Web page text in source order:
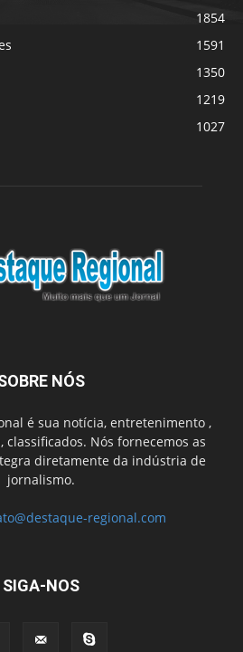
1854
1591
1350
1219
1027
NÓS
é sua notícia, entretenimento ,
classificados. Nós fornecemos as
diretamente da indústria de
jornalismo.
regional.com
SIGA-NOS